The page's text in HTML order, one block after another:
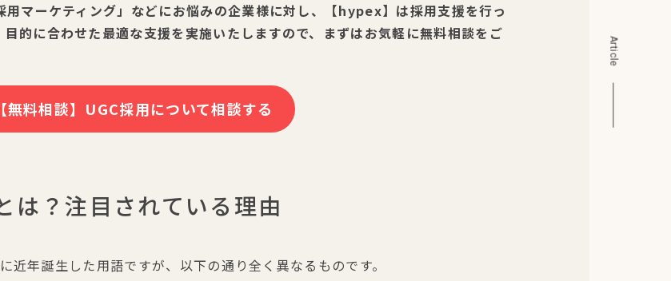
Article
マーケティング」などにお悩みの企業様に対し、【hypex】は採用支援を行っ
的に合わせた最適な支援を実施いたしますので、まずはお気軽に無料相談をご
【無料相談】UGC採用について相談する
は？注目されている理由
年誕生した用語ですが、以下の通り全く異なるものです。